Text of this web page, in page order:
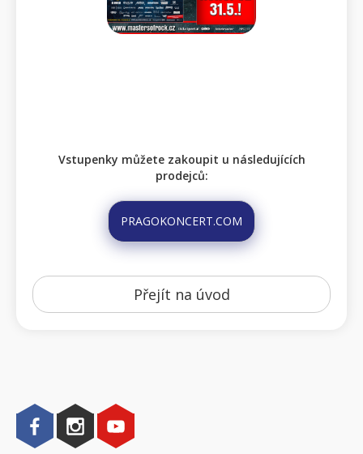
Vstupenky můžete zakoupit u následujících
prodejců:
PRAGOKONCERT.COM
Přejít na úvod